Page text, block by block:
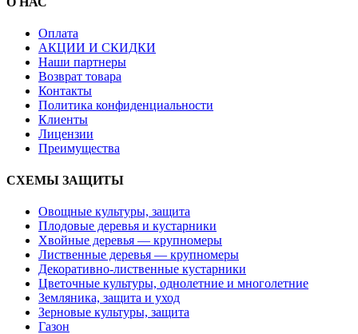
Оплата
АКЦИИ И СКИДКИ
Наши партнеры
Возврат товара
Контакты
Политика конфиденциальности
Клиенты
Лицензии
Преимущества
СХЕМЫ ЗАЩИТЫ
Овощные культуры, защита
Плодовые деревья и кустарники
Хвойные деревья — крупномеры
Лиственные деревья — крупномеры
Декоративно-лиственные кустарники
Цветочные культуры, однолетние и многолетние
Земляника, защита и уход
Зерновые культуры, защита
Газон